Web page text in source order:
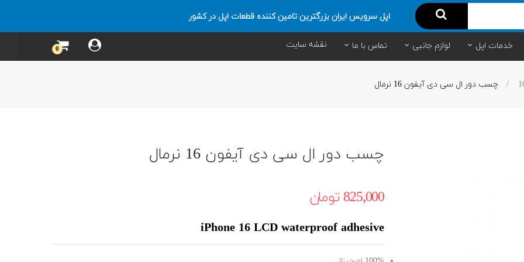
اپل سرویس ایران بزرگترین تامین کننده قطعات اپل در کشور
خدمات اپل لوازم جانبی تماس با ما نقشه سایت 0
چسب دور ال سی دی آیفون 16 نرمال
چسب دور ال سی دی آیفون 16 نرمال
825٬000 ‎تومان
iPhone 16 LCD waterproof adhesive